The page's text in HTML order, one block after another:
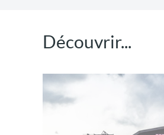
Découvrir...